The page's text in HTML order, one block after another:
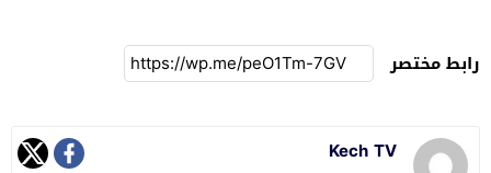
رابط مختصر
Kech TV